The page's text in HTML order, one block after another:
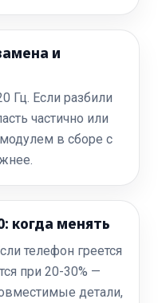
и
Гц. Если разбили
частично или
в сборе с
когда менять
телефон греется
при 20-30% —
детали,